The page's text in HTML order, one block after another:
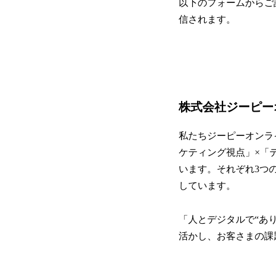
以下のフォームから
信されます。
株式会社ジーピ
私たちジーピーオン
ケティング視点」×「
います。それぞれ3つ
しています。
「人とデジタルで“
活かし、お客さまの課